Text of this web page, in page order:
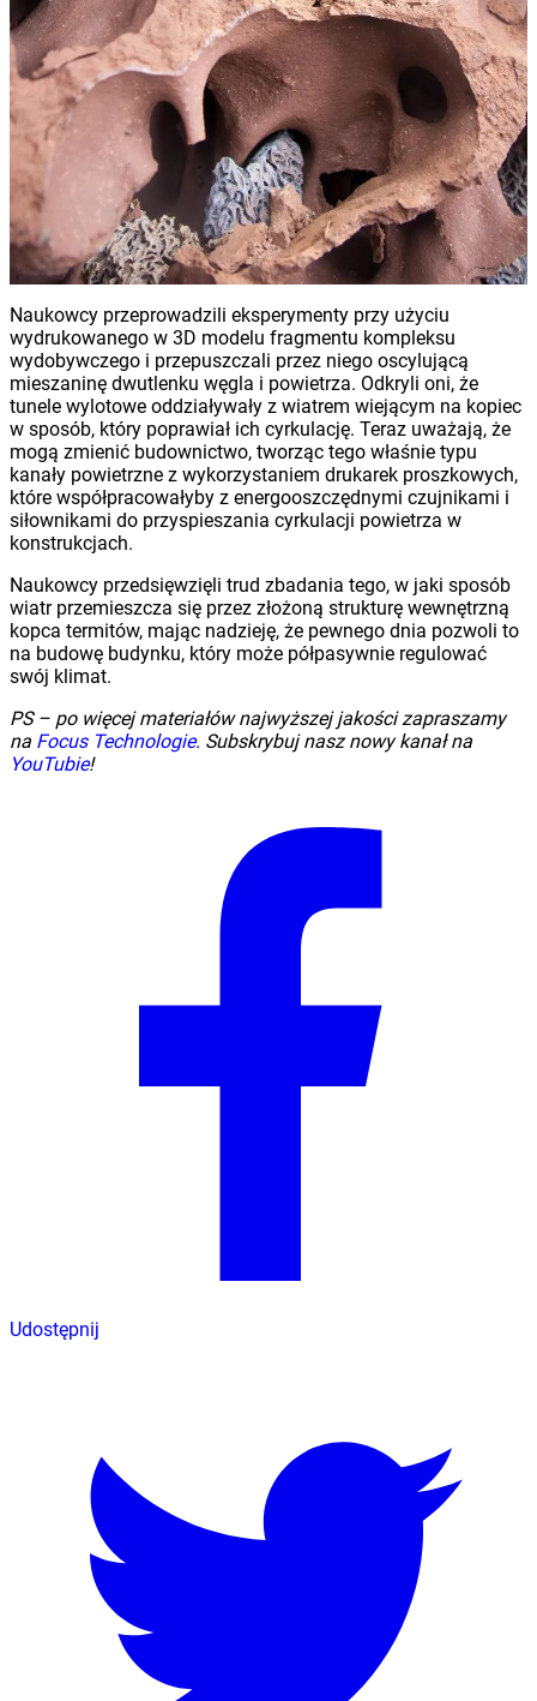
Naukowcy przeprowadzili eksperymenty przy użyciu
wydrukowanego w 3D modelu fragmentu kompleksu
wydobywczego i przepuszczali przez niego oscylującą
mieszaninę dwutlenku węgla i powietrza. Odkryli oni, że
tunele wylotowe oddziaływały z wiatrem wiejącym na kopiec
w sposób, który poprawiał ich cyrkulację. Teraz uważają, że
mogą zmienić budownictwo, tworząc tego właśnie typu
kanały powietrzne z wykorzystaniem drukarek proszkowych,
które współpracowałyby z energooszczędnymi czujnikami i
siłownikami do przyspieszania cyrkulacji powietrza w
konstrukcjach.
Naukowcy przedsięwzięli trud zbadania tego, w jaki sposób
wiatr przemieszcza się przez złożoną strukturę wewnętrzną
kopca termitów, mając nadzieję, że pewnego dnia pozwoli to
na budowę budynku, który może półpasywnie regulować
swój klimat.
PS – po więcej materiałów najwyższej jakości zapraszamy
na Focus Technologie. Subskrybuj nasz nowy kanał na
YouTubie!
Udostępnij